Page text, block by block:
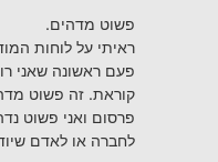
פשוט מדהים.
ראיתי על לוחות
פעם ראשונה שאני
קוראת. זה פשוט
פרסום ואני פשוט
לחברה או לאדם